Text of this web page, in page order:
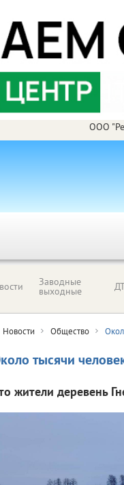
ООО
Заводные
выходные
Новости Общество
тысячи
жители деревень